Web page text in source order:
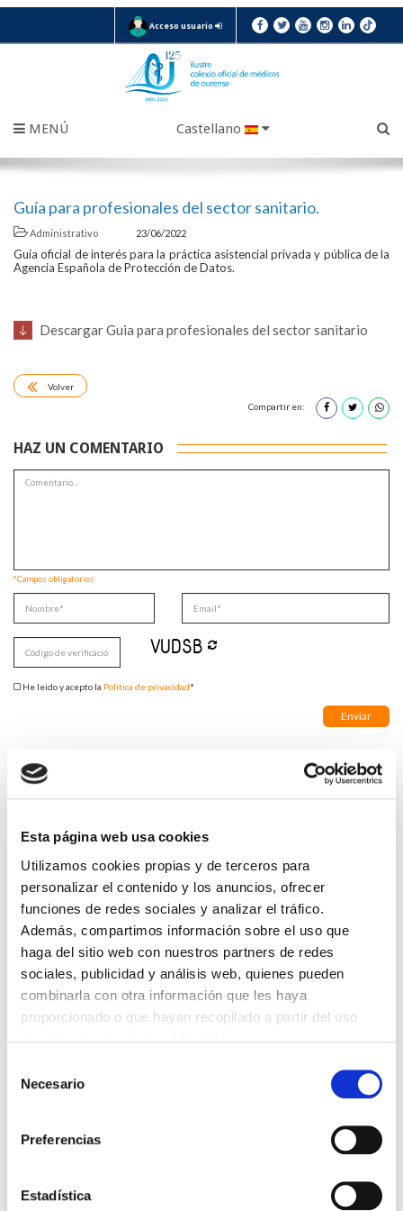
Esta página web usa cookies
Utilizamos cookies propias y de terceros para
personalizar el contenido y los anuncios, ofrecer
funciones de redes sociales y analizar el tráfico.
Además, compartimos información sobre el uso que
haga del sitio web con nuestros partners de redes
sociales, publicidad y análisis web, quienes pueden
combinarla con otra información que les haya
proporcionado o que hayan recopilado a partir del uso
Necesario
Preferencias
Estadística
Acceso usuario
MENÚ Castellano
Guía para profesionales del sector sanitario.
Administrativo 23/06/2022
Guía oficial de interés para la práctica asistencial privada y pública de la
Agencia Española de Protección de Datos.
Descargar Guia para profesionales del sector sanitario
Volver
Compartir en:
HAZ UN COMENTARIO
*Campos obligatorios
He leido y acepto la Política de privacidad*
DESTACADAS
SANIDAD CREA UN DIPLOMA OFICIAL PARA RECONOCER LA
LA ALIANZA MÉDICA POR LA SALUD PLANETARIA SE ADHIERE
AL PACTO DE ESTADO FRENTE A LA EMERGENCIA CLIMÁTICA
03/08/2026
PREMIOS DE LA REAL ACADEMIA DE MEDICINA DE GALICIA
2026
31/07/2026
CARTA DEL PRESIDENTE DE MUTUAL MÉDICA SOBRE LA
REFORMA DE LAS MUTUALIDADES ALTERNATIVAS Y LA
PASARELA AL RETA
28/07/2026
(MIR)
22/07/2026
TRÁFICO SUPRIME LAS EXENCIONES MÉDICAS PARA EL USO
DEL CASCO Y DEL CINTURÓN DE SEGURIDAD
EL AUMENTO DE PRIMAS A MUFACE NO MEJORA LAS
CONDICIONES DE LOS MÉDICOS QUE ATIENDEN A